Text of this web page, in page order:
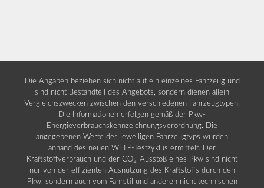
Die Angaben beziehen sich nicht auf ein einzelnes Fahrzeug und
sind nicht Bestandteil des Angebots, sondern dienen allein
Vergleichszwecken zwischen den verschiedenen Fahrzeugtypen.
Die Informationen erfolgen gemäß der Pkw-
Energieverbrauchskennzeichnungsverordnung. Die
angegebenen Werte des jeweiligen Fahrzeugtyps wurden
anhand des neuen WLTP-Testzyklus ermittelt. Der
Kraftstoffverbrauch und der CO2 -Ausstoß eines Pkw sind nicht
nur von der effizienten Ausnutzung des Kraftstoffs durch den
Pkw, sondern auch vom Fahrstil und anderen nicht technischen